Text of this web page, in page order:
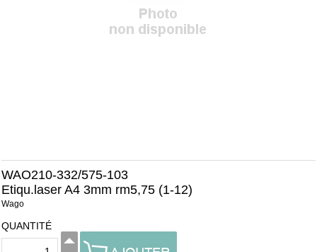
WAO210-332/575-103
Etiqu.laser A4 3mm rm5,75 (1-12)
Wago
QUANTITÉ